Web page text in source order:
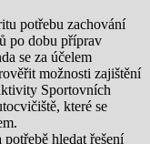
potřebu zachování
po dobu příprav
se za účelem
možnosti zajištění
Sportovních
které se
hledat řešení